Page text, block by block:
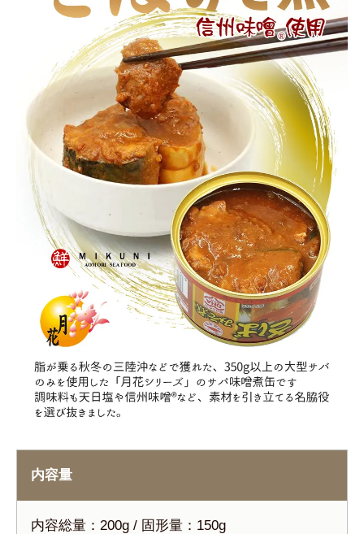
内容量
内容総量：200g / 固形量：150g